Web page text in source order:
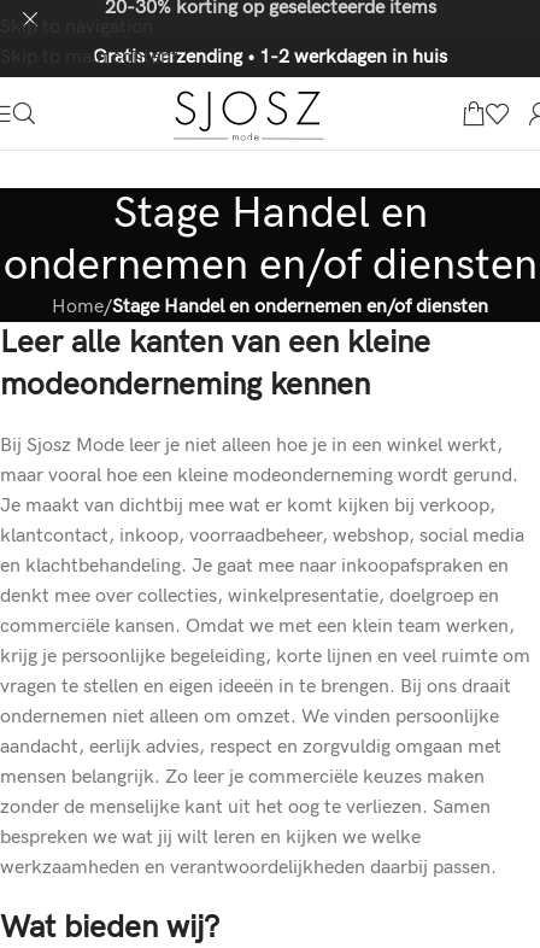
Skip to navigation
Skip to main content
20-30% korting op geselecteerde items
Gratis verzending • 1-2 werkdagen in huis
Stage Handel en
ondernemen en/of diensten
Home/Stage Handel en ondernemen en/of diensten
Leer alle kanten van een kleine
modeonderneming kennen
Bij Sjosz Mode leer je niet alleen hoe je in een winkel werkt,
maar vooral hoe een kleine modeonderneming wordt gerund.
Je maakt van dichtbij mee wat er komt kijken bij verkoop,
klantcontact, inkoop, voorraadbeheer, webshop, social media
en klachtbehandeling. Je gaat mee naar inkoopafspraken en
denkt mee over collecties, winkelpresentatie, doelgroep en
commerciële kansen. Omdat we met een klein team werken,
krijg je persoonlijke begeleiding, korte lijnen en veel ruimte om
vragen te stellen en eigen ideeën in te brengen. Bij ons draait
ondernemen niet alleen om omzet. We vinden persoonlijke
aandacht, eerlijk advies, respect en zorgvuldig omgaan met
mensen belangrijk. Zo leer je commerciële keuzes maken
zonder de menselijke kant uit het oog te verliezen. Samen
bespreken we wat jij wilt leren en kijken we welke
werkzaamheden en verantwoordelijkheden daarbij passen.
Wat bieden wij?